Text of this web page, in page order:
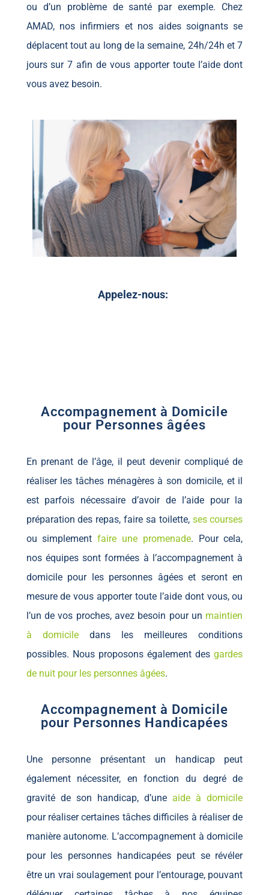
ou d’un problème de santé par exemple. Chez
AMAD, nos infirmiers et nos aides soignants se
déplacent tout au long de la semaine, 24h/24h et 7
jours sur 7 afin de vous apporter toute l’aide dont
vous avez besoin.
Appelez-nous:
Accompagnement à Domicile
pour Personnes âgées
En prenant de l’âge, il peut devenir compliqué de
réaliser les tâches ménagères à son domicile, et il
est parfois nécessaire d’avoir de l’aide pour la
préparation des repas, faire sa toilette, ses courses
ou simplementfaire une promenade. Pour cela,
nos équipes sont formées à l’accompagnement à
domicile pour les personnes âgées et seront en
mesure de vous apporter toute l’aide dont vous, ou
l’un de vos proches, avez besoin pour un maintien
à domiciledans les meilleures conditions
possibles. Nous proposons également desgardes
de nuit pour les personnes âgées.
Accompagnement à Domicile
pour Personnes Handicapées
Une personne présentant un handicap peut
également nécessiter, en fonction du degré de
gravité de son handicap, d’uneaide à domicile
pour réaliser certaines tâches difficiles à réaliser de
manière autonome. L’accompagnement à domicile
pour les personnes handicapées peut se révéler
être un vrai soulagement pour l’entourage, pouvant